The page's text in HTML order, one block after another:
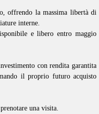
offrendo la massima libertà di
interne.
e libero entro maggio
con rendita garantita
il proprio futuro acquisto
una visita.